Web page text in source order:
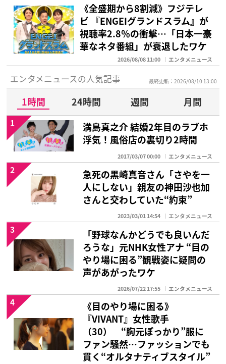
《全盛期から8割減》フジテレ
ビ 『ENGEIグランドスラム』が
視聴率2.8％の衝撃…「日本一豪
華なネタ番組」が衰退したワケ
2026/08/08 11:00 エンタメニュース
エンタメニュースの人気記事 最終更新：2026/08/10 13:00
1時間 24時間 週間
月間
満島真之介 結婚2年目のラブホ
浮気！風俗店の裏切り2時間
2017/03/07 00:00 エンタメニュース
1
急死の黒崎真音さん「さやを一
人にしない」親友の神田沙也加
さんと交わしていた“約束”
2023/03/01 14:54 エンタメニュース
2
「野球なんかどうでも良いんだ
ろうな」元NHK女性アナ “目の
やり場に困る”観戦姿に疑問の
声があがったワケ
2026/07/22 17:55 エンタメニュース
3
《目のやり場に困る》
『VIVANT』女性歌手
（30） “胸元ぽっかり”服に
ファン騒然…ファッションでも
貫く“オルタナティブスタイル”
4